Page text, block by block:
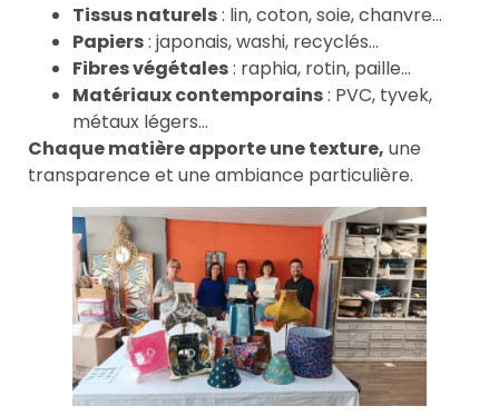
Tissus naturels: lin, coton, soie, chanvre…
Papiers: japonais, washi, recyclés…
Fibres végétales: raphia, rotin, paille…
Matériaux contemporains: PVC, tyvek,
métaux légers…
Chaque matière apporte une texture, une
transparence et une ambiance particulière.